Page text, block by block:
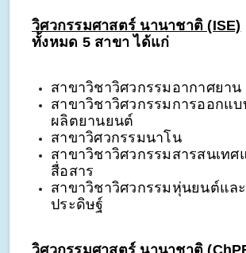
วิศวกรรมศาสตร์ นานาชาติ (ISE)
ทั้งหมด 5 สาขา ได้แก่
สาขาวิชาวิศวกรรมอากาศยาน
สาขาวิชาวิศวกรรมการออกแบ
ผลิตยานยนต์
สาขาวิศวกรรมนาโน
สาขาวิชาวิศวกรรมสารสนเทศ
สื่อสาร
สาขาวิชาวิศวกรรมหุ่นยนต์แล
ประดิษฐ์